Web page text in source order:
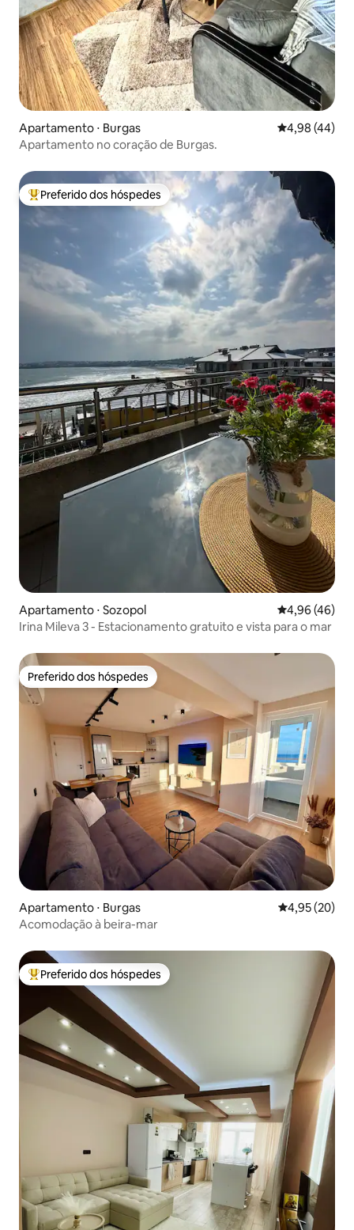
Apartamento ⋅ Burgas 4,98 de uma
4,98 (44)
Apartamento no coração de Burgas.
Entre os melhores preferidos dos hóspedes
Preferido dos hóspedes
Apartamento ⋅ Sozopol 4,96 de uma
4,96 (46)
Irina Mileva 3 - Estacionamento gratuito e vista para o mar
Preferido dos hóspedes
Preferido dos hóspedes
Apartamento ⋅ Burgas 4,95 de uma
4,95 (20)
Acomodação à beira-mar
Entre os melhores preferidos dos hóspedes
Preferido dos hóspedes